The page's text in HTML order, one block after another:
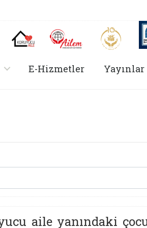
açılır)
Alo 144 (yeni sekmede açılır)Koruyucu Aile (yeni sekmede açılır)
AİLEM İletişim Aile ve
alt menü içerir
E-Hizmetler Yayınlar
aile yanındaki